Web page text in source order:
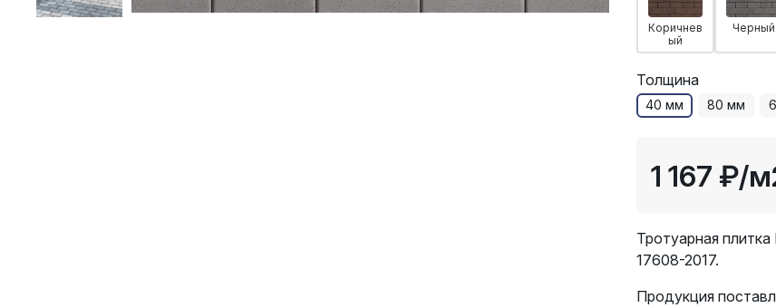
Коричнев
ый
Черный
Толщина
40 мм 80 мм
1 167 ₽/
Тротуарная
17608-2017.
Продукция